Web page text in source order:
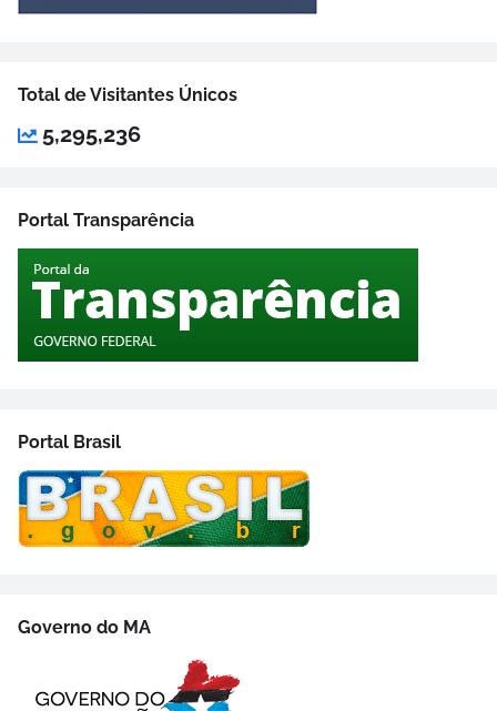
Total de Visitantes Únicos
5,295,236
Portal Transparência
Portal Brasil
Governo do MA